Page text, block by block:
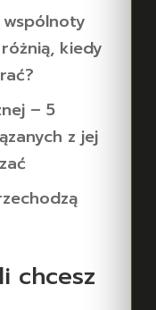
kiedy
– 5
z jej
chcesz